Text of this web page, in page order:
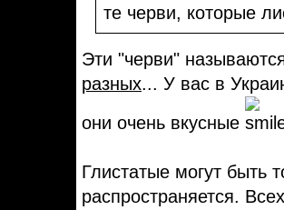
те черви, которые
Эти "черви"
разных... У вас в
они очень вкусные
Глистатые могут быть
распространяется.